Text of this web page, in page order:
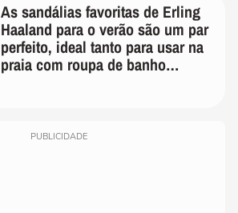
As sandálias favoritas de Erling
Haaland para o verão são um par
perfeito, ideal tanto para usar na
praia com roupa de banho
PUBLICIDADE